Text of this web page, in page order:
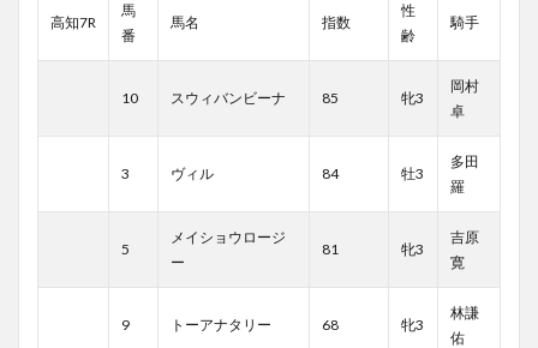
高知7R
馬
番
馬名 指数
性
齢
騎手
10 スウィバンビーナ 85 牝3
岡村
卓
3 ヴィル 84 牡3
多田
羅
5
メイショウロージ
ー
81 牝3
吉原
寛
9 トーアナタリー 68 牝3
林謙
佑